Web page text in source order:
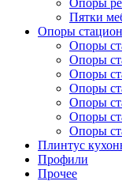
Опоры
Пятки
Опоры
Опоры
Опоры
Опоры
Опоры
Опоры
Опоры
Опоры
Плинтус
Профили
Прочее